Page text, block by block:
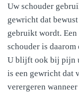
Uw schouder
gewricht dat
gebruikt wordt.
schouder is daarom
U blijft ook bij pijn
is een gewricht dat
verergeren